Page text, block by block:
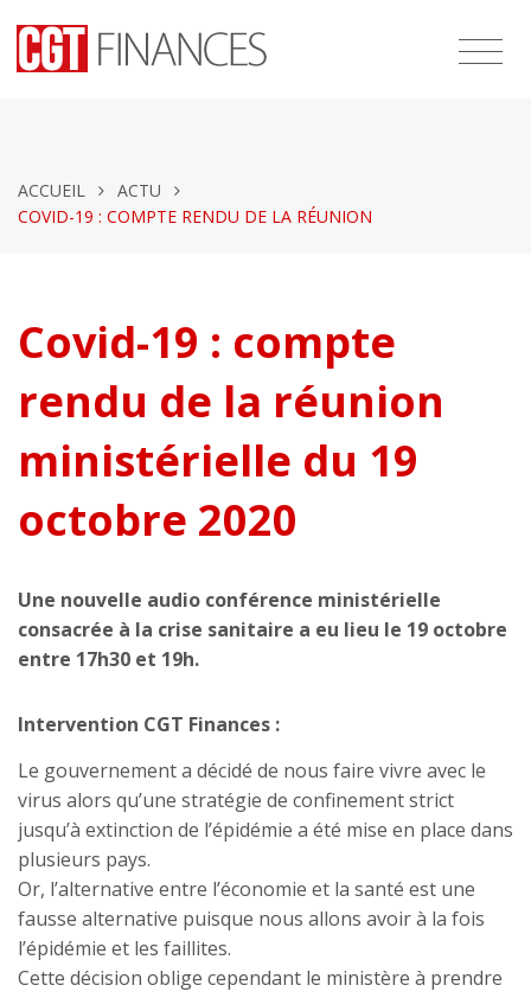
ACCUEIL
ACTU
COVID-19 : COMPTE RENDU DE LA RÉUNION
Covid-19 : compte
rendu de la réunion
ministérielle du 19
octobre 2020
Une nouvelle audio conférence ministérielle
consacrée à la crise sanitaire a eu lieu le 19 octobre
entre 17h30 et 19h.
Intervention CGT Finances :
Le gouvernement a décidé de nous faire vivre avec le
virus alors qu’une stratégie de confinement strict
jusqu’à extinction de l’épidémie a été mise en place dans
plusieurs pays.
Or, l’alternative entre l’économie et la santé est une
fausse alternative puisque nous allons avoir à la fois
l’épidémie et les faillites.
Cette décision oblige cependant le ministère à prendre